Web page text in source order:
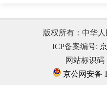
版权所有：中华
ICP备案编号:
网站标识码
京公网安备